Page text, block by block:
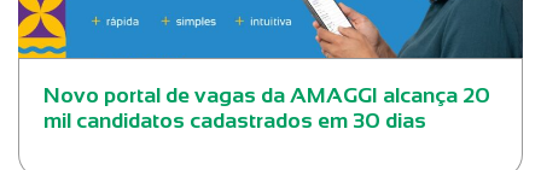
Novo portal de vagas da AMAGGI alcança 20
mil candidatos cadastrados em 30 dias